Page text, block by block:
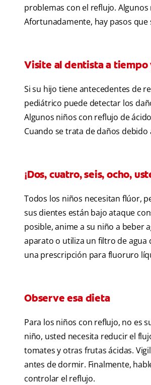
problemas con el reflujo.
Afortunadamente, hay pasos
Visite al dentista a tiempo
Si su hijo tiene antecedentes de
pediátrico puede detectar los
Algunos niños con reflujo de
Cuando se trata de daños
¡Dos, cuatro, seis, ocho,
Todos los niños necesitan flúor,
sus dientes están bajo ataque
posible, anime a su niño a beber
aparato o utiliza un filtro de agua
una prescripción para fluoruro
Observe esa dieta
Para los niños con reflujo, no es
niño, usted necesita reducir el
tomates y otras frutas ácidas.
antes de dormir. Finalmente,
controlar el reflujo.